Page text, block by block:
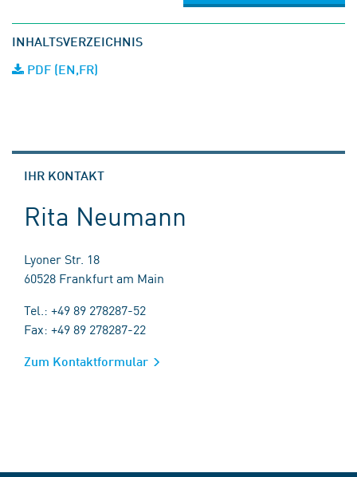
INHALTSVERZEICHNIS
PDF (EN,FR)
IHR KONTAKT
Rita Neumann
Lyoner Str. 18
60528 Frankfurt am Main
Tel.: +49 89 278287-52
Fax: +49 89 278287-22
Zum Kontaktformular